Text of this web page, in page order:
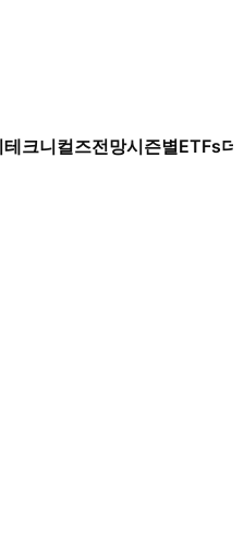
테크니컬즈전망시즌별ETFs더